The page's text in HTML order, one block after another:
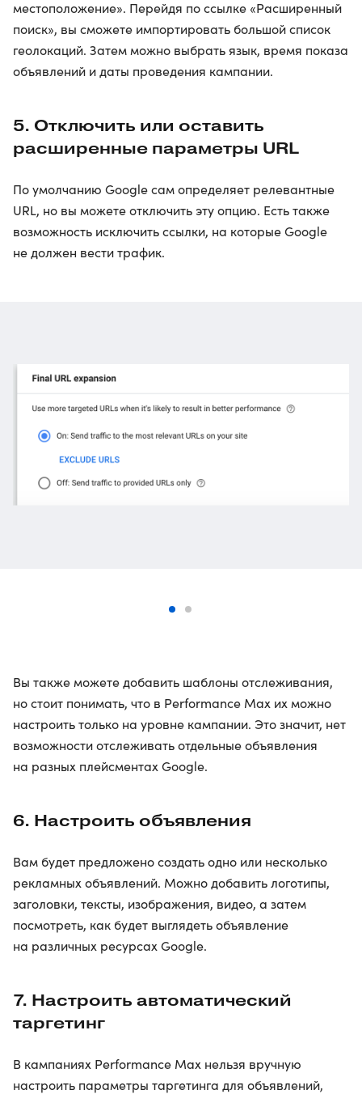
местоположение». Перейдя по ссылке «Расширенный
поиск», вы сможете импортировать большой список
геолокаций. Затем можно выбрать язык, время показа
объявлений и даты проведения кампании.
5. Отключить или оставить
расширенные параметры URL
По умолчанию Google сам определяет релевантные
URL, но вы можете отключить эту опцию. Есть также
возможность исключить ссылки, на которые Google
не должен вести трафик.
Вы также можете добавить шаблоны отслеживания,
но стоит понимать, что в Performance Max их можно
настроить только на уровне кампании. Это значит, нет
возможности отслеживать отдельные объявления
на разных плейсментах Google.
6. Настроить объявления
Вам будет предложено создать одно или несколько
рекламных объявлений. Можно добавить логотипы,
заголовки, тексты, изображения, видео, а затем
посмотреть, как будет выглядеть объявление
на различных ресурсах Google.
7. Настроить автоматический
таргетинг
В кампаниях Performance Max нельзя вручную
настроить параметры таргетинга для объявлений,